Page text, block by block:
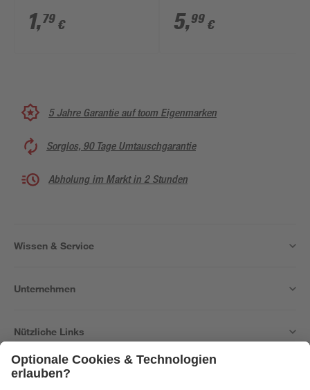
mm P180
1,79 €
x 5 m
5,99 €
5 Jahre Garantie auf toom Eigenmarken
Sorglos, 90 Tage Umtauschgarantie
Abholung im Markt in 2 Stunden
Wissen & Service
Unternehmen
Nützliche Links